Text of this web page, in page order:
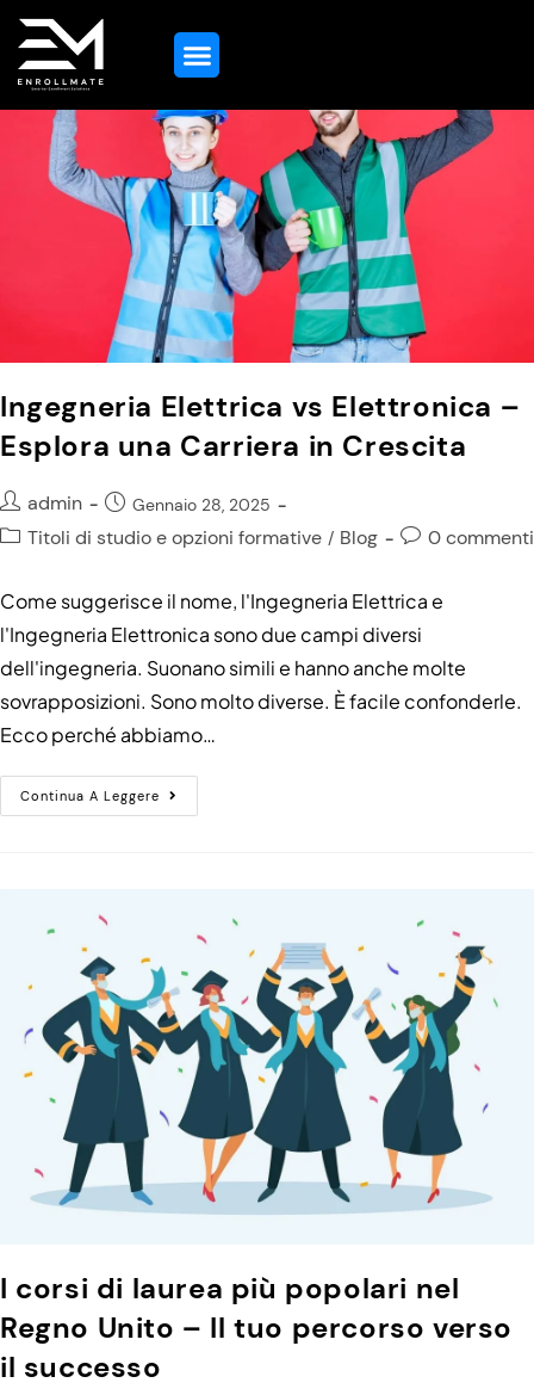
Ingegneria Elettrica vs Elettronica –
Esplora una Carriera in Crescita
admin Gennaio 28, 2025
Titoli di studio e opzioni formative / Blog 0 commenti
Come suggerisce il nome, l'Ingegneria Elettrica e
l'Ingegneria Elettronica sono due campi diversi
dell'ingegneria. Suonano simili e hanno anche molte
sovrapposizioni. Sono molto diverse. È facile confonderle.
Ecco perché abbiamo…
Continua A Leggere
I corsi di laurea più popolari nel
Regno Unito – Il tuo percorso verso
il successo